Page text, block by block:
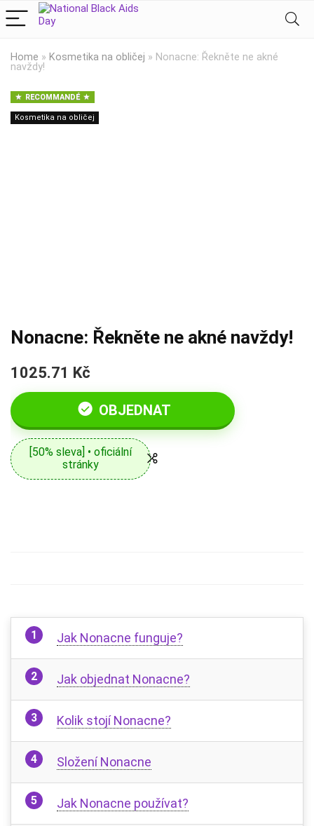
Home » Kosmetika na obličej » Nonacne: Řekněte ne akné
navždy!
RECOMMANDÉ
Kosmetika na obličej
Nonacne: Řekněte ne akné navždy!
1025.71 Kč
OBJEDNAT
[50% sleva] • oficiální
stránky
Jak Nonacne funguje?
Jak objednat Nonacne?
Kolik stojí Nonacne?
Složení Nonacne
Jak Nonacne používat?